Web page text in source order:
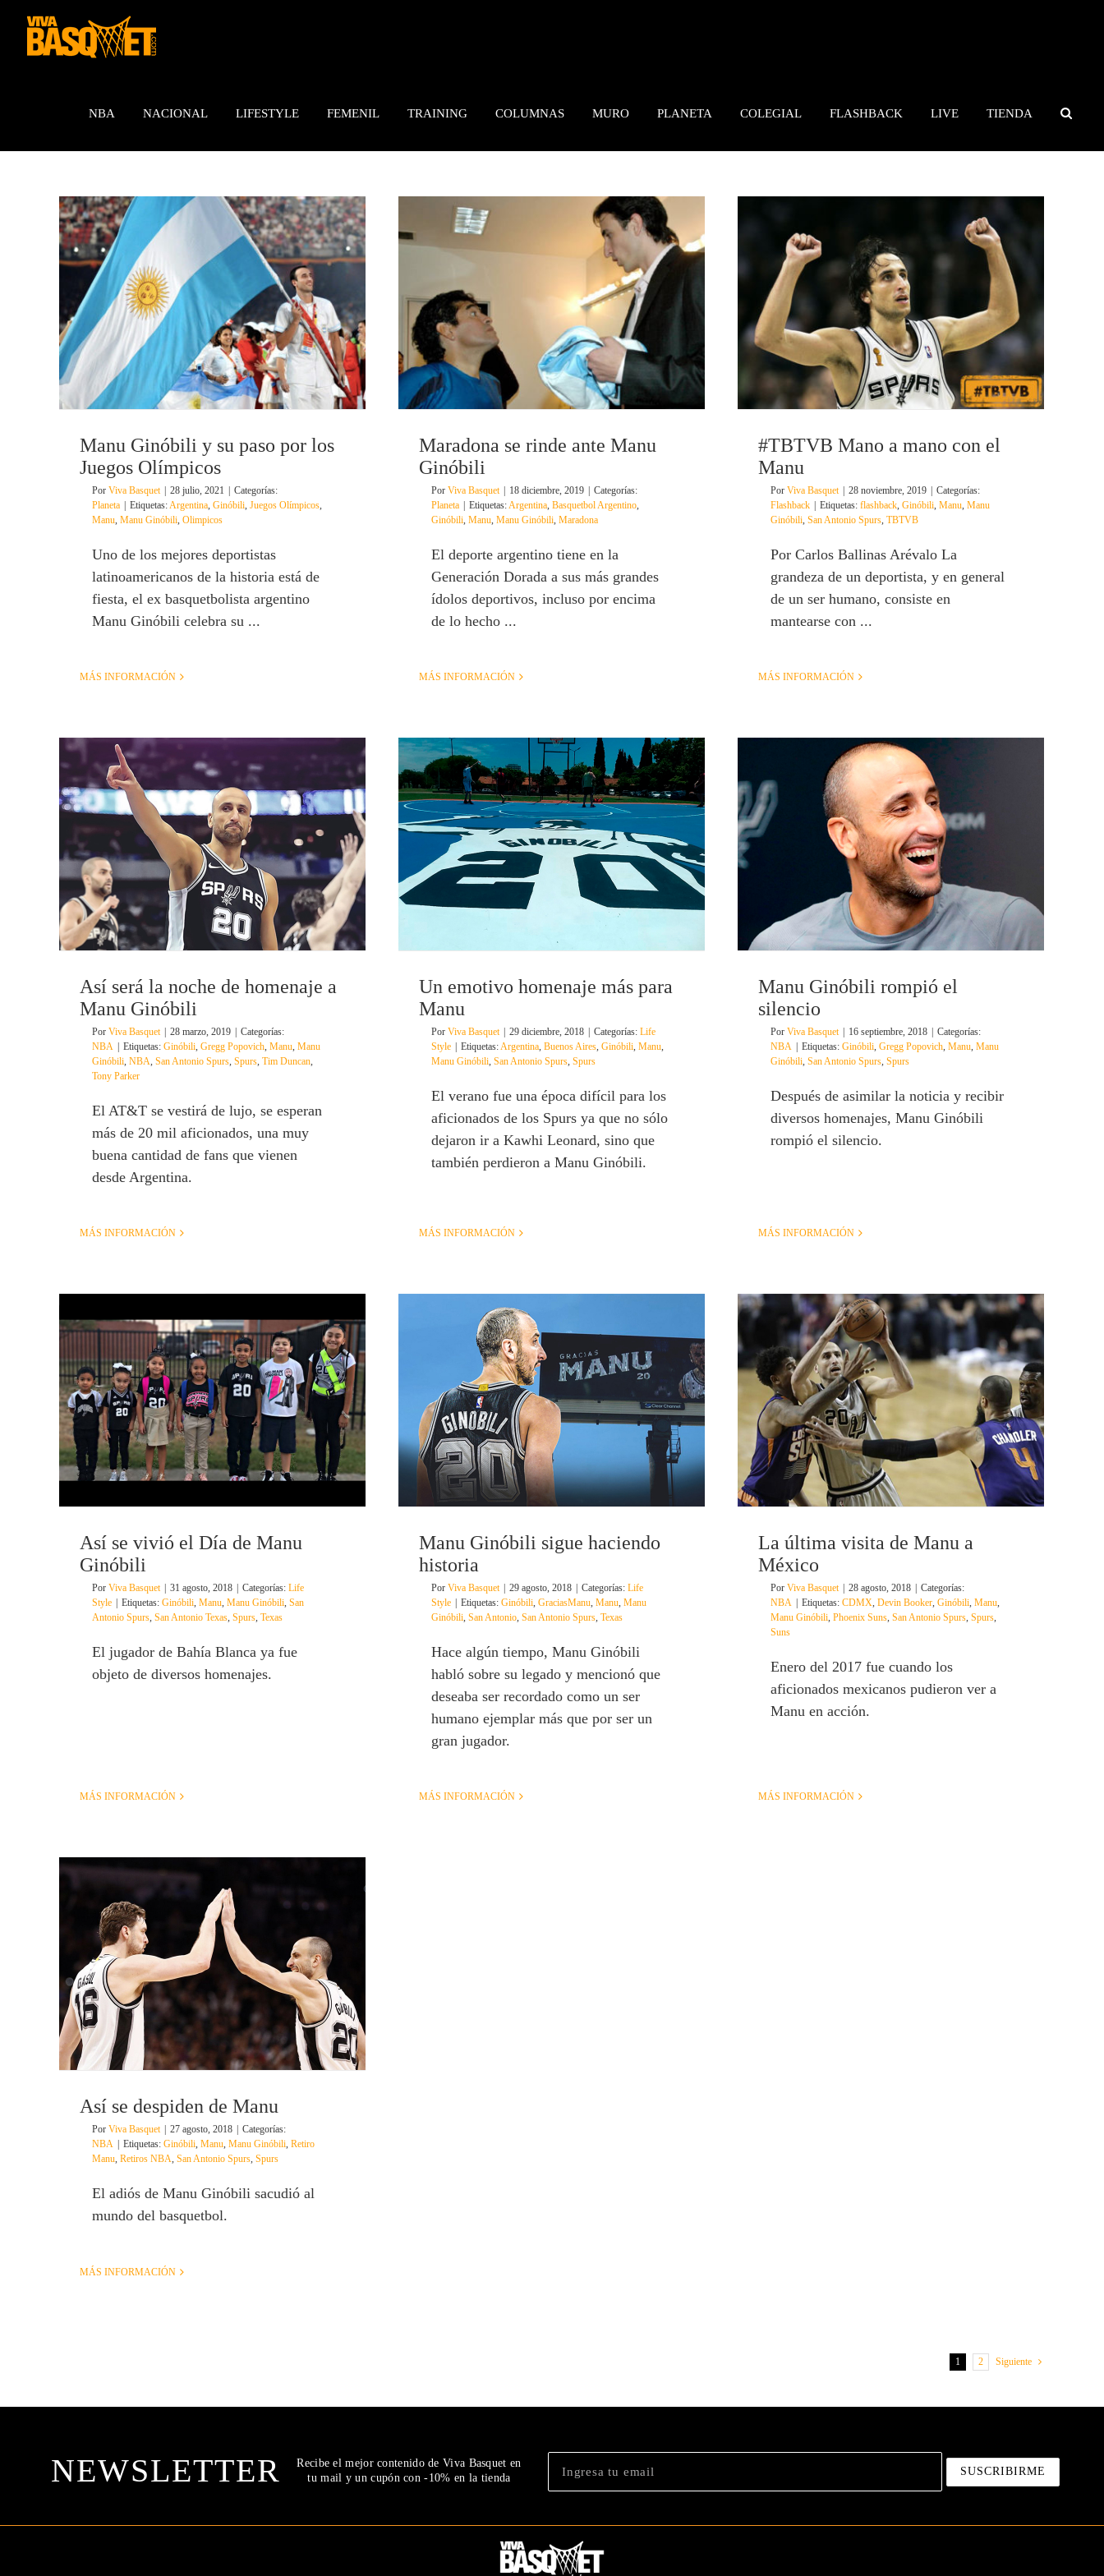
contenido
NBA NACIONAL LIFESTYLE FEMENIL TRAINING COLUMNAS MURO PLANETA COLEGIAL FLASHBACK LIVE TIENDA
Manu Ginóbili y su paso por los
Juegos Olímpicos
Por Viva Basquet 28 julio, 2021
Categorías:
Planeta
Etiquetas:Argentina, Ginóbili, Juegos Olímpicos,
Manu, Manu Ginóbili, Olimpicos
Uno de los mejores deportistas
latinoamericanos de la historia está de
fiesta, el ex basquetbolista argentino
Manu Ginóbili celebra su ...
MÁS INFORMACIÓN
Maradona se rinde ante Manu
Ginóbili
Por Viva Basquet 18 diciembre, 2019
Categorías:
Planeta
Etiquetas:Argentina, Basquetbol Argentino,
Ginóbili, Manu, Manu Ginóbili, Maradona
El deporte argentino tiene en la
Generación Dorada a sus más grandes
ídolos deportivos, incluso por encima
de lo hecho ...
MÁS INFORMACIÓN
#TBTVB Mano a mano con el
Manu
Por Viva Basquet 28 noviembre, 2019
Categorías:
Flashback
Etiquetas: flashback, Ginóbili, Manu, Manu
Ginóbili, San Antonio Spurs, TBTVB
Por Carlos Ballinas Arévalo La
grandeza de un deportista, y en general
de un ser humano, consiste en
mantearse con ...
MÁS INFORMACIÓN
Así será la noche de homenaje a
Manu Ginóbili
Por Viva Basquet 28 marzo, 2019
Categorías:
NBA
Etiquetas: Ginóbili, Gregg Popovich, Manu, Manu
Ginóbili, NBA, San Antonio Spurs, Spurs, Tim Duncan,
Tony Parker
El AT&T se vestirá de lujo, se esperan
más de 20 mil aficionados, una muy
buena cantidad de fans que vienen
desde Argentina.
MÁS INFORMACIÓN
Un emotivo homenaje más para
Manu
Por Viva Basquet 29 diciembre, 2018 Categorías: Life
Style
Etiquetas:Argentina, Buenos Aires, Ginóbili, Manu,
Manu Ginóbili, San Antonio Spurs, Spurs
El verano fue una época difícil para los
aficionados de los Spurs ya que no sólo
dejaron ir a Kawhi Leonard, sino que
también perdieron a Manu Ginóbili.
MÁS INFORMACIÓN
Manu Ginóbili rompió el
silencio
Por Viva Basquet 16 septiembre, 2018
Categorías:
NBA
Etiquetas: Ginóbili, Gregg Popovich, Manu, Manu
Ginóbili, San Antonio Spurs, Spurs
Después de asimilar la noticia y recibir
diversos homenajes, Manu Ginóbili
rompió el silencio.
MÁS INFORMACIÓN
Así se vivió el Día de Manu
Ginóbili
Por Viva Basquet 31 agosto, 2018 Categorías: Life
Style
Etiquetas: Ginóbili, Manu, Manu Ginóbili, San
Antonio Spurs, San Antonio Texas, Spurs, Texas
El jugador de Bahía Blanca ya fue
objeto de diversos homenajes.
MÁS INFORMACIÓN
Manu Ginóbili sigue haciendo
historia
Por Viva Basquet 29 agosto, 2018 Categorías: Life
Style
Etiquetas: Ginóbili, GraciasManu, Manu, Manu
Ginóbili, San Antonio, San Antonio Spurs, Texas
Hace algún tiempo, Manu Ginóbili
habló sobre su legado y mencionó que
deseaba ser recordado como un ser
humano ejemplar más que por ser un
gran jugador.
MÁS INFORMACIÓN
La última visita de Manu a
México
Por Viva Basquet 28 agosto, 2018
Categorías:
NBA
Etiquetas: CDMX, Devin Booker, Ginóbili, Manu,
Manu Ginóbili, Phoenix Suns, San Antonio Spurs, Spurs,
Suns
Enero del 2017 fue cuando los
aficionados mexicanos pudieron ver a
Manu en acción.
MÁS INFORMACIÓN
Así se despiden de Manu
Por Viva Basquet 27 agosto, 2018
Categorías:
NBA
Etiquetas: Ginóbili, Manu, Manu Ginóbili, Retiro
Manu, Retiros NBA, San Antonio Spurs, Spurs
El adiós de Manu Ginóbili sacudió al
mundo del basquetbol.
MÁS INFORMACIÓN
1 2 Siguiente
NEWSLETTER
Recibe el mejor contenido de Viva Basquet en
tu mail y un cupón con -10% en la tienda